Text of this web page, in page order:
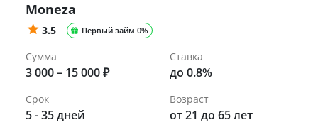
Moneza
3.5 Первый займ 0%
Сумма
3 000 – 15 000 ₽
Ставка
до 0.8%
Срок
5 - 35 дней
Возраст
от 21 до 65 лет